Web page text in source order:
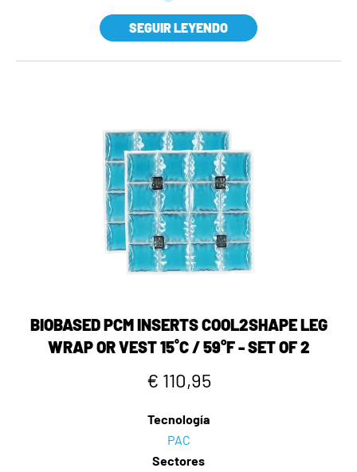
SEGUIR LEYENDO
BIOBASED PCM INSERTS COOL2SHAPE LEG
WRAP OR VEST 15˚C / 59°F - SET OF 2
€ 110,95
Tecnología
PAC
Sectores